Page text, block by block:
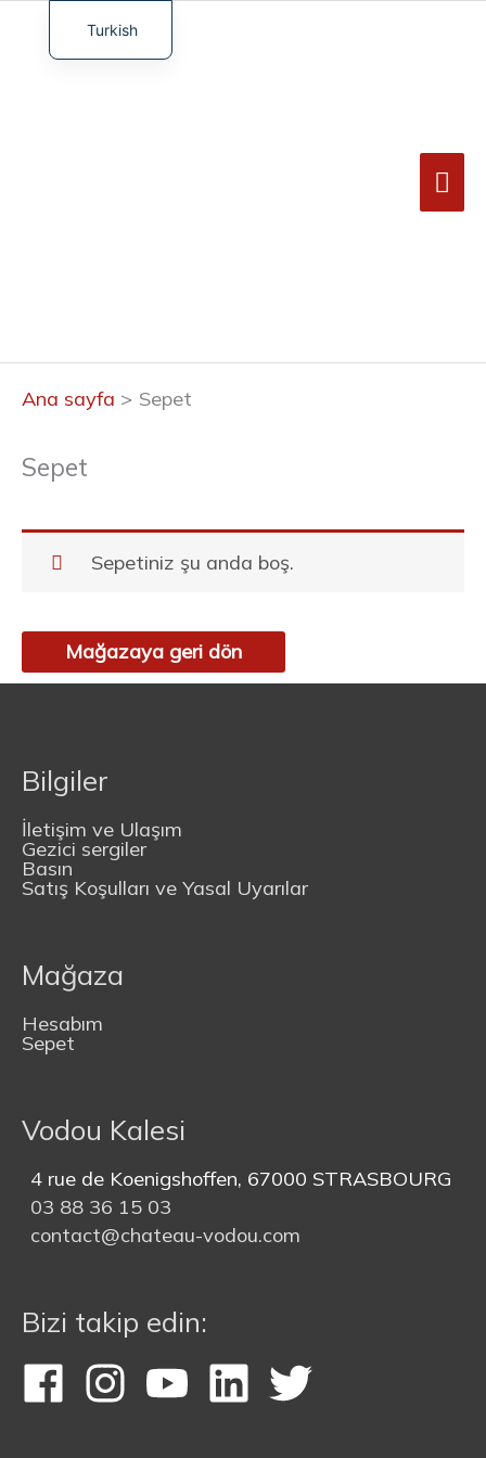
İçeriğe
Ana sayfa Sepet
Sepet
Sepetiniz şu anda boş.
Mağazaya geri dön
Bilgiler
İletişim ve Ulaşım
Gezici sergiler
Basın
Satış Koşulları ve Yasal Uyarılar
Mağaza
Hesabım
Sepet
Vodou Kalesi
4 rue de Koenigshoffen, 67000 STRASBOURG
03 88 36 15 03
contact@chateau-vodou.com
Bizi takip edin:
Turkish
French